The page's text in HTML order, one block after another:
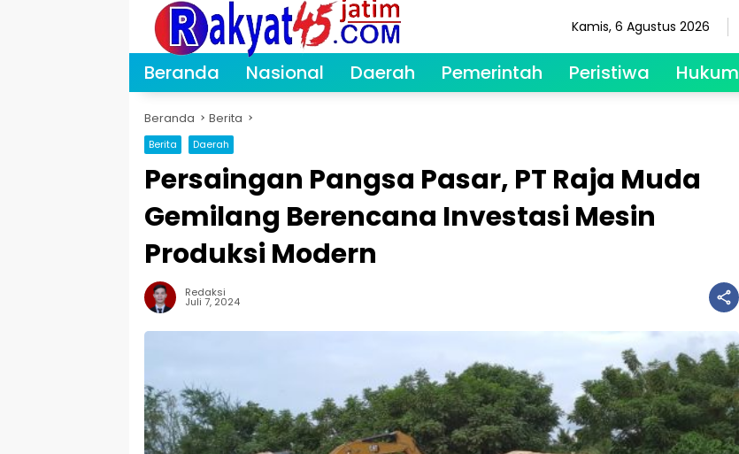
Kamis, 6 Agustus 2026
Beranda Nasional Daerah Pemerintah Peristiwa Hukum
Beranda Berita
Berita Daerah
Persaingan Pangsa Pasar, PT Raja Muda
Gemilang Berencana Investasi Mesin
Produksi Modern
Redaksi
Juli 7, 2024